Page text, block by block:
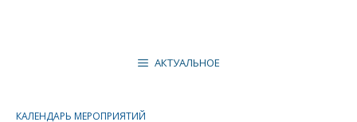
АКТУАЛЬНОЕ
КАЛЕНДАРЬ МЕРОПРИЯТИЙ